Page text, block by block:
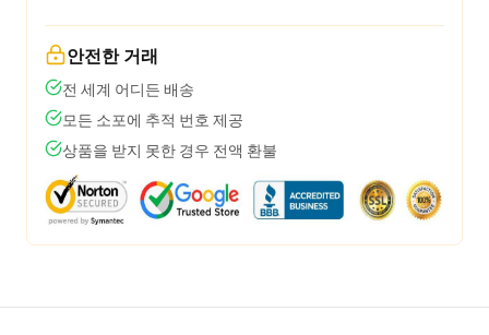
안전한 거래
전 세계 어디든 배송
모든 소포에 추적 번호 제공
상품을 받지 못한 경우 전액 환불